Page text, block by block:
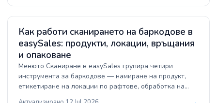
доставчици да синхронизират складовия статус
обратно в easySales.
Как работи сканирането на баркодове в
easySales: продукти, локации, връщания
и опаковане
Менюто Сканиране в easySales групира четири
инструмента за баркодове — намиране на продукт,
етикетиране на локации по рафтове, обработка на